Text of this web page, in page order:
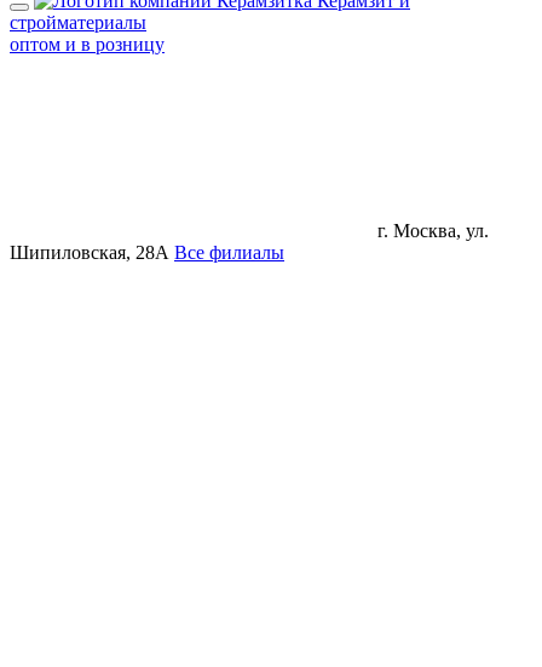
стройматериалы
оптом и в розницу
г. Москва, ул.
Шипиловская, 28А Все филиалы